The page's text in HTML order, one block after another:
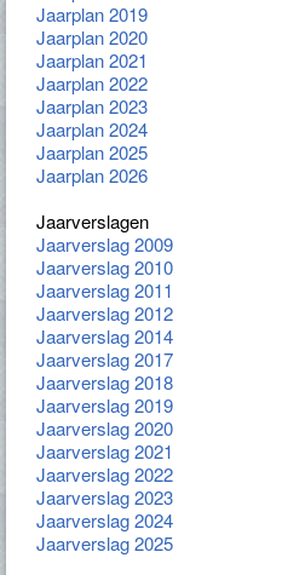
Jaarplan 2019
Jaarplan 2020
Jaarplan 2021
Jaarplan 2022
Jaarplan 2023
Jaarplan 2024
Jaarplan 2025
Jaarplan 2026
Jaarverslagen
Jaarverslag 2009
Jaarverslag 2010
Jaarverslag 2011
Jaarverslag 2012
Jaarverslag 2014
Jaarverslag 2017
Jaarverslag 2018
Jaarverslag 2019
Jaarverslag 2020
Jaarverslag 2021
Jaarverslag 2022
Jaarverslag 2023
Jaarverslag 2024
Jaarverslag 2025